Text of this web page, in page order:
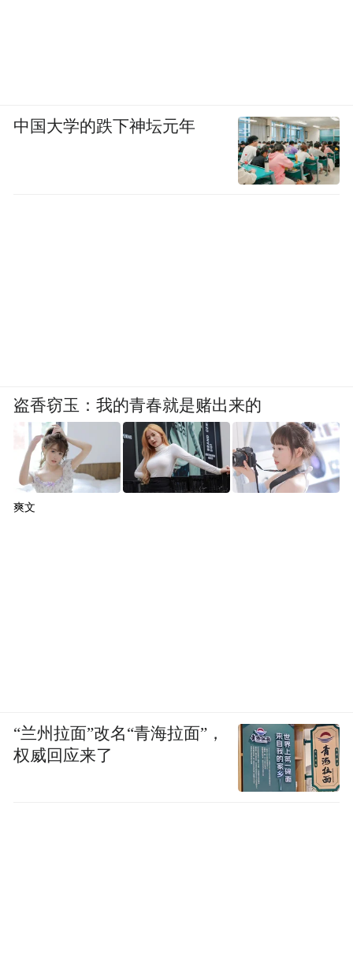
中国大学的跌下神坛元年
盗香窃玉：我的青春就是赌出来的
爽文
“兰州拉面”改名“青海拉面”，
权威回应来了